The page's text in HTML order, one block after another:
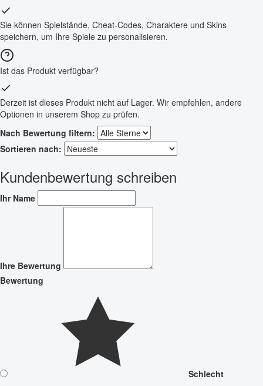
Sie können Spielstände, Cheat-Codes, Charaktere und Skins
speichern, um Ihre Spiele zu personalisieren.
Ist das Produkt verfügbar?
Derzeit ist dieses Produkt nicht auf Lager. Wir empfehlen, andere
Optionen in unserem Shop zu prüfen.
Nach Bewertung filtern:
Sortieren nach:
Kundenbewertung schreiben
Ihr Name
Ihre Bewertung
Bewertung
Schlecht